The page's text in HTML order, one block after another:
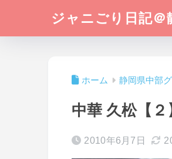
ジャニごり日記
ホーム 静岡県中部
中華 久松【
2010年6月7日